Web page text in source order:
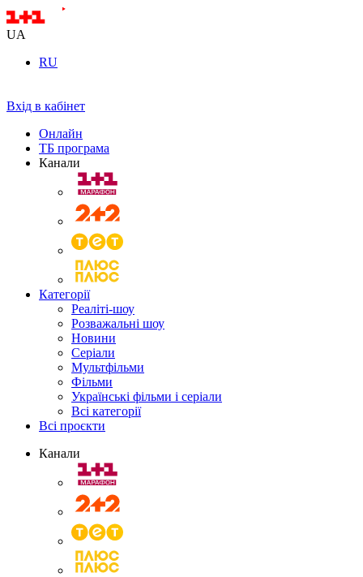
UA
RU
Вхід в кабінет
Онлайн
ТБ програма
Канали
Категорії
Реаліті-шоу
Розважальні шоу
Новини
Серіали
Мультфільми
Фільми
Українські фільми і серіали
Всі категорії
Всі проєкти
Канали